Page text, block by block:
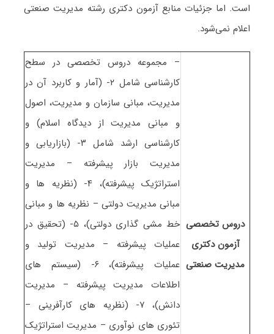
است. اما جزئیات منابع آزمون دکتری رشته ﻣﺪﻳﺮﻳﺖ صنعتی
اعلام نمی‌شود.
دروس تخصصی
آزمون دکتری
ﻣﺪﻳﺮﻳﺖ صنعتی
– مجموعه دروس تخصصی در سطح
کارشناسی شامل ۲- (آمار و کاربرد آن در
مدیریت، مبانی سازمان و مدیریت، اصول
و مبانی مدیریت از دیدگاه اسلام) و
کارشناسی ارشد شامل ۳- (بازاریابی و
مدیریت بازار پیشرفته – مدیریت
استراتژیک پیشرفته)، ۴- (نظریه ها و
مبانی مدیریت دولتی – نظریه ها و مبانی
خط مشی گذاری دولتی)، ۵- (تحقیق در
عملیات پیشرفته – مدیریت تولید و
عملیات پیشرفته)، ۶- (سیستم های
اطلاعات مدیریت پیشرفته – مدیریت
دانش)، ۷- (نظریه های کارآفرینی –
تئوری های نوآوری – مدیریت استراتژیک